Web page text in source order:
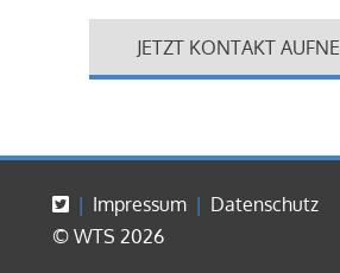
JETZT KONTAKT
Impressum
Datenschutz
© WTS 2026